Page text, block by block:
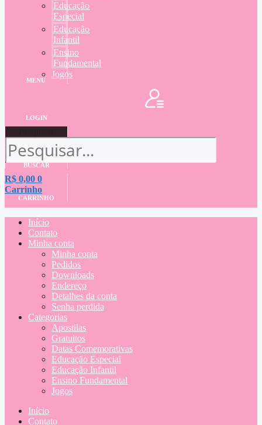
Educação
Especial
Educação
Infantil
Ensino
Fundamental
Jogos
MENU
LOGIN
BUSCAR
R$ 0,00 0
Carrinho
CARRINHO
Início
Contato
Minha conta
Minha conta
Pedidos
Downloads
Endereço
Detalhes da conta
Senha perdida
Categorias
Apostilas
Gratuitos
Datas Comemorativas
Educação Especial
Educação Infantil
Ensino Fundamental
Jogos
Início
Contato